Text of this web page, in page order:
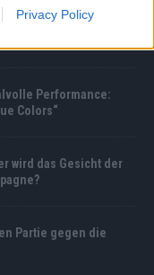
Privacy Policy
Tobias Dietzek:
ein Rock-
Performance:
Colors“
wird das Gesicht der
Partie gegen die